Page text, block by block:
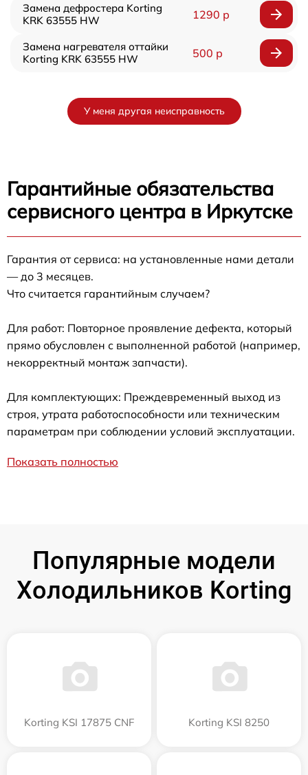
Замена дефростера Korting
KRK 63555 HW
1290 р
Замена нагревателя оттайки
Korting KRK 63555 HW
500 р
У меня другая неисправность
Гарантийные обязательства
сервисного центра в Иркутске
Гарантия от сервиса: на установленные нами детали
— до 3 месяцев.
Что считается гарантийным случаем?
Для работ: Повторное проявление дефекта, который
прямо обусловлен с выполненной работой (например,
некорректный монтаж запчасти).
Для комплектующих: Преждевременный выход из
строя, утрата работоспособности или техническим
параметрам при соблюдении условий эксплуатации.
Показать полностью
Популярные модели
Холодильников Korting
Korting KSI 17875 CNF Korting KSI 8250